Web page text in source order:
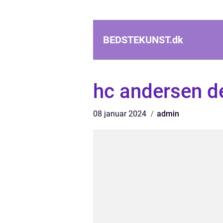
BEDSTEKUNST.dk
hc andersen
08 januar 2024 admin